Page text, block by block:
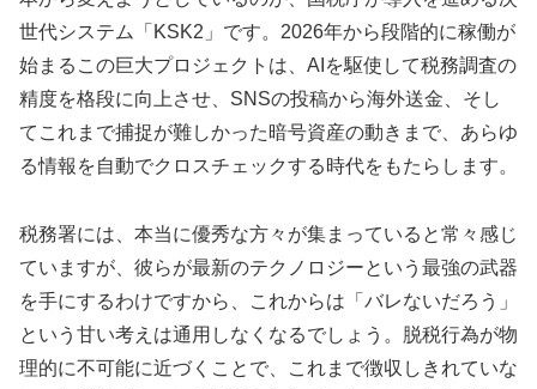
世代システム「KSK2」です。2026年から段階的に稼働が
始まるこの巨大プロジェクトは、AIを駆使して税務調査の
精度を格段に向上させ、SNSの投稿から海外送金、そし
てこれまで捕捉が難しかった暗号資産の動きまで、あらゆ
る情報を自動でクロスチェックする時代をもたらします。
税務署には、本当に優秀な方々が集まっていると常々感じ
ていますが、彼らが最新のテクノロジーという最強の武器
を手にするわけですから、これからは「バレないだろう」
という甘い考えは通用しなくなるでしょう。脱税行為が物
理的に不可能に近づくことで、これまで徴収しきれていな